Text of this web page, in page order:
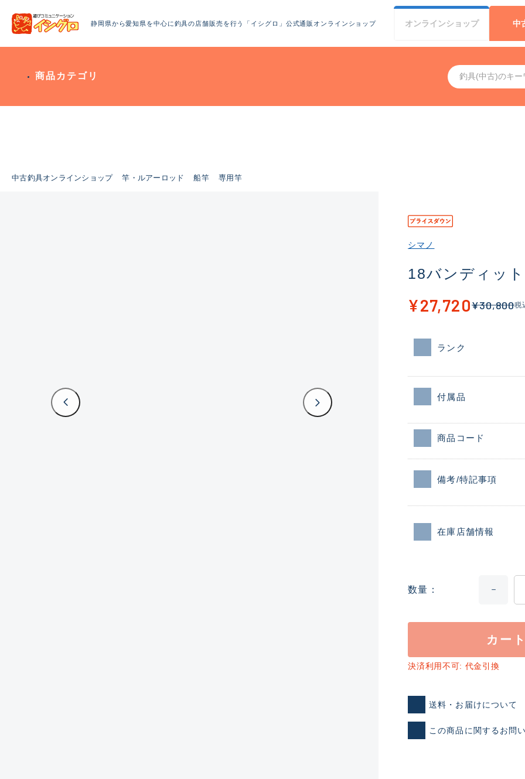
静岡県から愛知県を中心に釣具の店舗販売を行う「イシグロ」公式通販オンラインショップ オンラインショップ 中
商品カテゴリ
中古釣具オンラインショップ 竿・ルアーロッド 船竿 専用竿
ランクとは？
新古品（メーカー問屋から
シマノ
18バンディッ
¥27,720¥30,800税
ランク
付属品
商品コード
備考/特記事項
在庫店舗情報
数量
カー
決済利用不可: 代金引換
送料・お届けについて
この商品に関するお問